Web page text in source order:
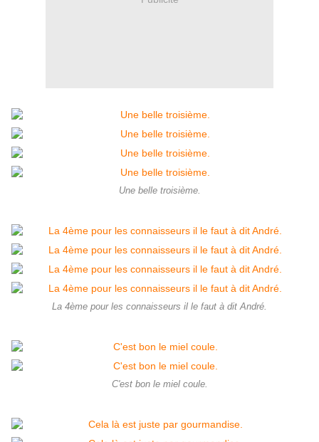
Une belle troisième.
La 4ème pour les connaisseurs il le faut à dit André.
C'est bon le miel coule.